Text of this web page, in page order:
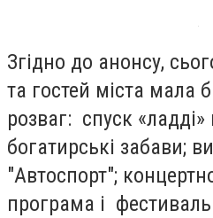
Згідно до анонсу,
та гостей міста мала
розваг: спуск «ладді»
богатирські забави;
"Автоспорт";
програма і фестиваль